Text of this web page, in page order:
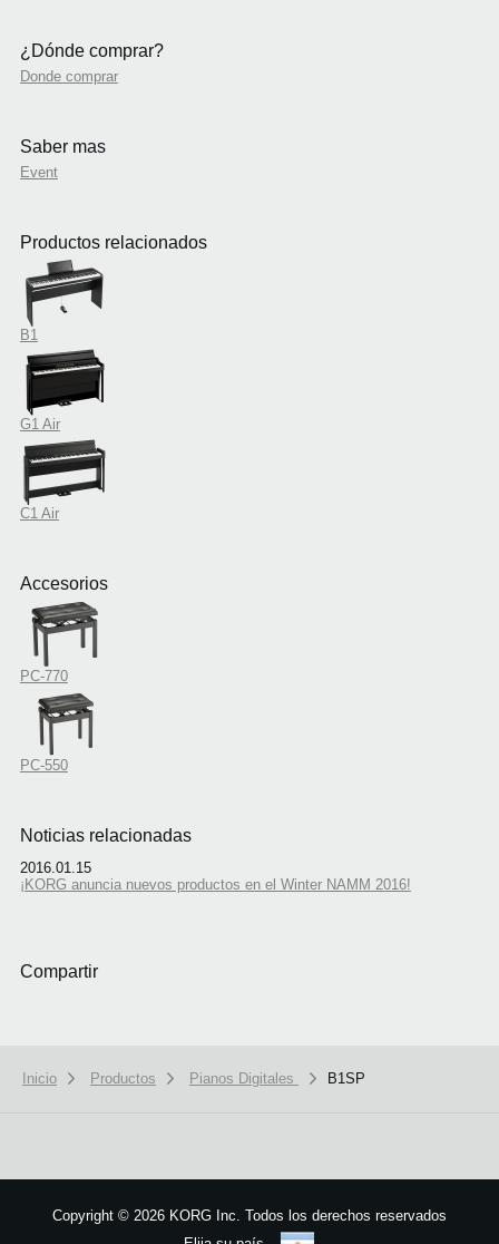
¿Dónde comprar?
Donde comprar
Saber mas
Event
Productos relacionados
B1
G1 Air
C1 Air
Accesorios
PC-770
PC-550
Noticias relacionadas
2016.01.15
¡KORG anuncia nuevos productos en el Winter NAMM 2016!
Compartir
Inicio Productos Pianos Digitales B1SP
Copyright © 2026 KORG Inc. Todos los derechos reservados
Got it